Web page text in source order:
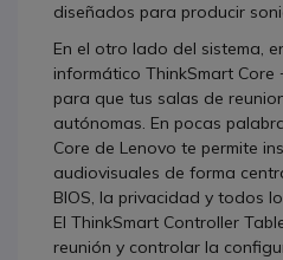
diseñados para producir
En el otro lado del sistema,
informático ThinkSmart
para que tus salas de
autónomas. En pocas
Core de Lenovo te permite
audiovisuales de forma
BIOS, la privacidad y todos
El ThinkSmart Controller
reunión y controlar la